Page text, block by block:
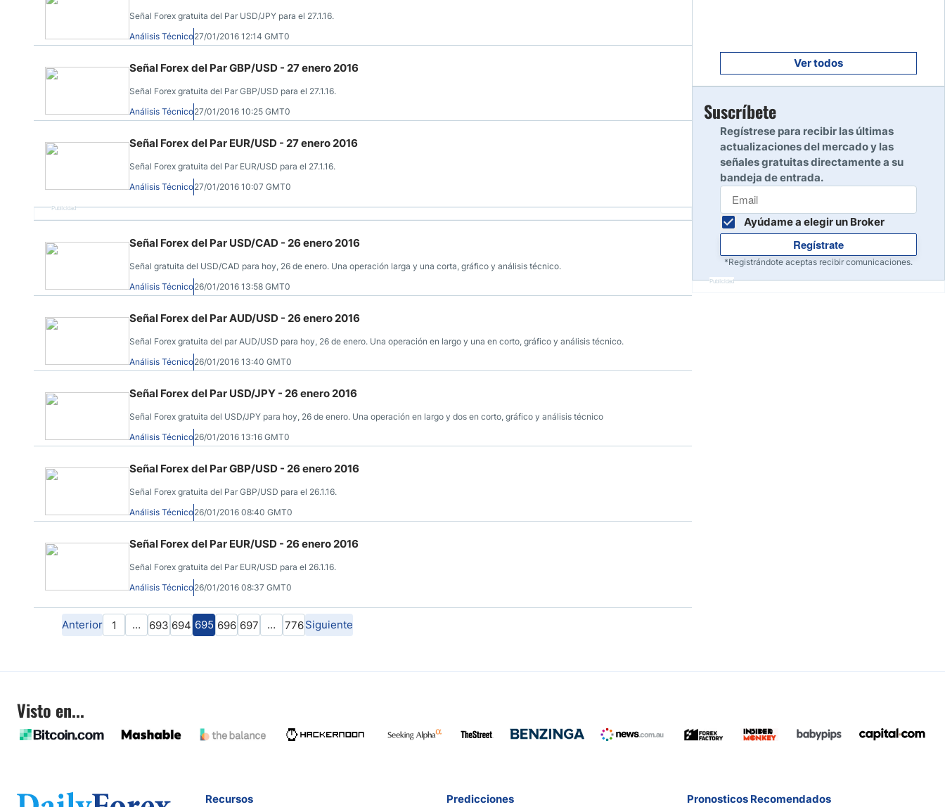
Señal Forex gratuita del Par USD/JPY para el 27.1.16.
Análisis Técnico27/01/2016 12:14 GMT0
Señal Forex del Par GBP/USD - 27 enero 2016
Señal Forex gratuita del Par GBP/USD para el 27.1.16.
Análisis Técnico27/01/2016 10:25 GMT0
Señal Forex del Par EUR/USD - 27 enero 2016
Señal Forex gratuita del Par EUR/USD para el 27.1.16.
Análisis Técnico27/01/2016 10:07 GMT0
Publicidad
Señal Forex del Par USD/CAD - 26 enero 2016
Señal gratuita del USD/CAD para hoy, 26 de enero. Una operación larga y una corta, gráfico y análisis técnico.
Análisis Técnico26/01/2016 13:58 GMT0
Señal Forex del Par AUD/USD - 26 enero 2016
Señal Forex gratuita del par AUD/USD para hoy, 26 de enero. Una operación en largo y una en corto, gráfico y análisis técnico.
Análisis Técnico26/01/2016 13:40 GMT0
Señal Forex del Par USD/JPY - 26 enero 2016
Señal Forex gratuita del USD/JPY para hoy, 26 de enero. Una operación en largo y dos en corto, gráfico y análisis técnico
Análisis Técnico26/01/2016 13:16 GMT0
Señal Forex del Par GBP/USD - 26 enero 2016
Señal Forex gratuita del Par GBP/USD para el 26.1.16.
Análisis Técnico26/01/2016 08:40 GMT0
Señal Forex del Par EUR/USD - 26 enero 2016
Señal Forex gratuita del Par EUR/USD para el 26.1.16.
Análisis Técnico26/01/2016 08:37 GMT0
Anterior 1 … 693 694 695 696 697 … 776Siguiente
Leer reseña
10
Ver todos
Suscríbete
Regístrese para recibir las últimas
actualizaciones del mercado y las
señales gratuitas directamente a su
bandeja de entrada.
Ayúdame a elegir un Broker
Regístrate
*Registrándote aceptas recibir comunicaciones.
Publicidad
Visto en...
Recursos Predicciones Pronosticos Recomendados